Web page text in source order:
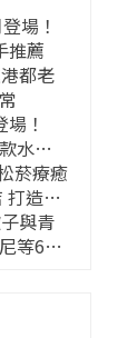
場！
推薦
都老
！
水蜜
菸療癒
打造靈
與青
等66